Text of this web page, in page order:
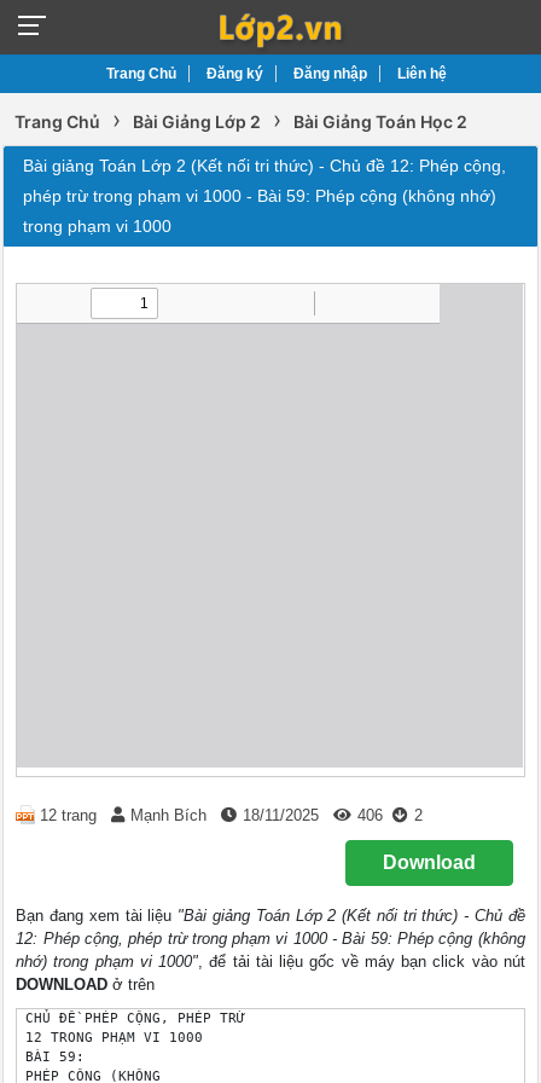
Trang Chủ Đăng ký Đăng nhập Liên hệ
Trang Chủ › Bài Giảng Lớp 2 › Bài Giảng Toán Học 2
Bài giảng Toán Lớp 2 (Kết nối tri thức) - Chủ đề 12: Phép cộng,
phép trừ trong phạm vi 1000 - Bài 59: Phép cộng (không nhớ)
trong phạm vi 1000
12 trang Mạnh Bích 18/11/2025 406 2
Download
Bạn đang xem tài liệu "Bài giảng Toán Lớp 2 (Kết nối tri thức) - Chủ đề
12: Phép cộng, phép trừ trong phạm vi 1000 - Bài 59: Phép cộng (không
nhớ) trong phạm vi 1000", để tải tài liệu gốc về máy bạn click vào nút
DOWNLOAD ở trên
CHỦ ĐỀ PHÉP CỘNG, PHÉP TRỪ
12 TRONG PHẠM VI 1000
BÀI 59:
PHÉP CÔNG (KHÔNG